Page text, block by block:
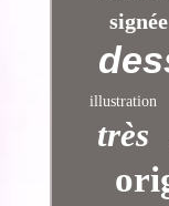
signée
illustration
très